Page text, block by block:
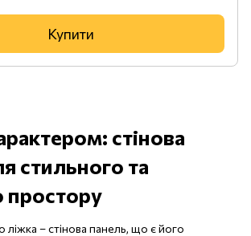
Купити
стінова
стильного та
простору
ліжка – стінова панель, що є його